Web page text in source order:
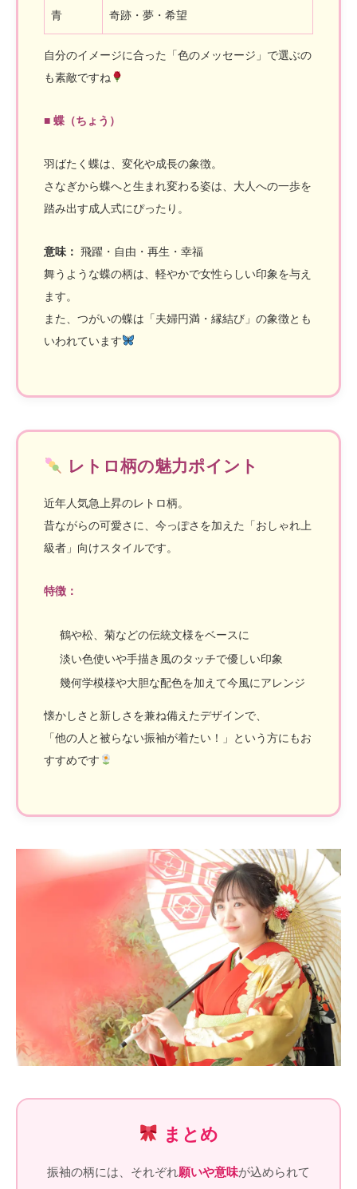
青 奇跡・夢・希望
自分のイメージに合った「色のメッセージ」で選ぶの
も素敵ですね
■ 蝶（ちょう）
羽ばたく蝶は、変化や成長の象徴。
さなぎから蝶へと生まれ変わる姿は、大人への一歩を
踏み出す成人式にぴったり。
意味： 飛躍・自由・再生・幸福
舞うような蝶の柄は、軽やかで女性らしい印象を与え
ます。
また、つがいの蝶は「夫婦円満・縁結び」の象徴とも
いわれています
レトロ柄の魅力ポイント
近年人気急上昇のレトロ柄。
昔ながらの可愛さに、今っぽさを加えた「おしゃれ上
級者」向けスタイルです。
特徴：
鶴や松、菊などの伝統文様をベースに
淡い色使いや手描き風のタッチで優しい印象
幾何学模様や大胆な配色を加えて今風にアレンジ
懐かしさと新しさを兼ね備えたデザインで、
「他の人と被らない振袖が着たい！」という方にもお
すすめです
まとめ
振袖の柄には、それぞれ願いや意味が込められて